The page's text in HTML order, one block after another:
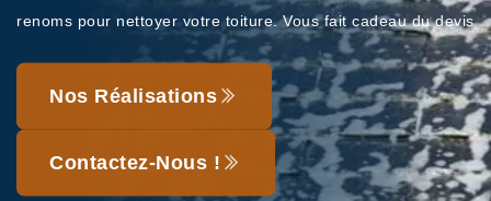
renoms pour nettoyer votre toiture. Vous fait cadeau du devis
Nos Réalisations
Contactez-Nous !